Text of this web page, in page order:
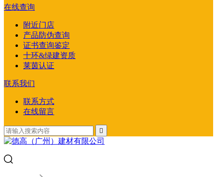
在线查询
附近门店
产品防伪查询
证书查询鉴定
十环&绿建资质
莱茵认证
联系我们
联系方式
在线留言
